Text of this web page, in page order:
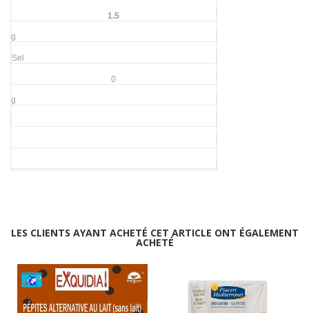
1.5
g
Sel
0
g
LES CLIENTS AYANT ACHETÉ CET ARTICLE ONT ÉGALEMENT
ACHETÉ